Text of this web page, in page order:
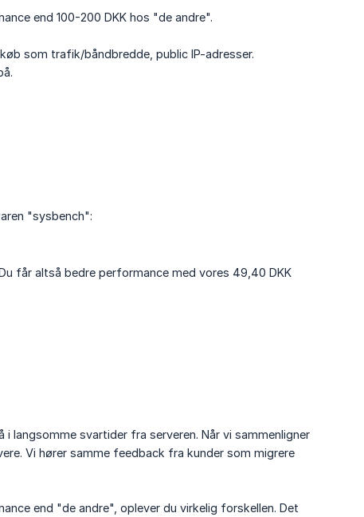
end 100-200 DKK hos "de andre".
som trafik/båndbredde, public IP-adresser.
"sysbench":
får altså bedre performance med vores 49,40 DKK
langsomme svartider fra serveren. Når vi sammenligner
Vi hører samme feedback fra kunder som migrere
end "de andre", oplever du virkelig forskellen. Det